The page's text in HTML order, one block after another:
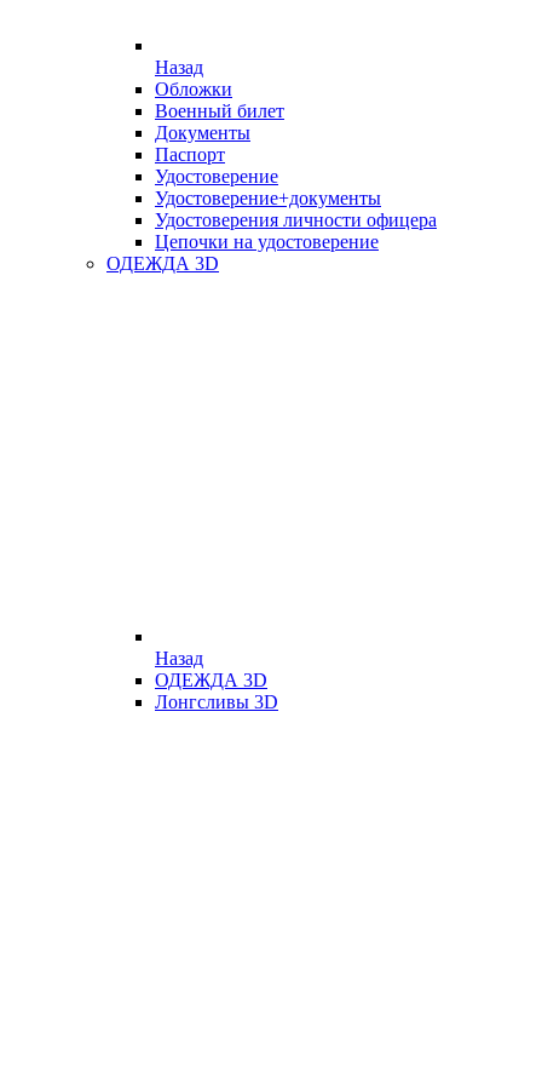
Назад
Обложки
Военный билет
Документы
Паспорт
Удостоверение
Удостоверение+документы
Удостоверения личности офицера
Цепочки на удостоверение
ОДЕЖДА 3D
Назад
ОДЕЖДА 3D
Лонгсливы 3D